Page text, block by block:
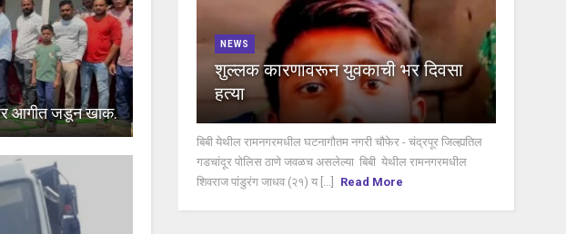
आगीत जडून खाक.
NEWS
शुल्लक कारणावरून युवकाची भर दिवसा
हत्या
बिबी येथील रामनगरमधील घटनागौतम नगरी चौफेर - चंद्रपूर जिल्ह्यतिल
गडचांदूर पोलिस ठाणे जवळच असलेल्या बिबी येथील रामनगरमधील
शिवराज पांडुरंग जाधव (२१) य [...]
Read More